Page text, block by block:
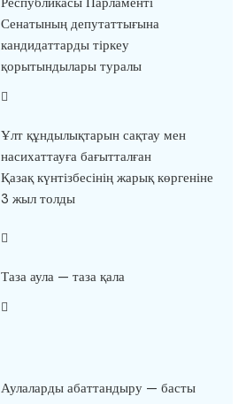
Сенатының депутаттығына
кандидаттарды тіркеу
қорытындылары туралы
Ұлт құндылықтарын сақтау мен
насихаттауға бағытталған
Қазақ күнтізбесінің жарық көргеніне
3 жыл толды
Таза аула — таза қала
Аулаларды абаттандыру — басты